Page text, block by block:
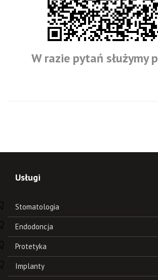
W razie pytań służymy
Usługi
Stomatologia
Endodoncja
Protetyka
Implanty